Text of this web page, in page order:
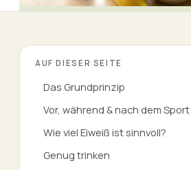
AUF DIESER SEITE
Das Grundprinzip
Vor, während & nach dem Sport
Wie viel Eiweiß ist sinnvoll?
Genug trinken